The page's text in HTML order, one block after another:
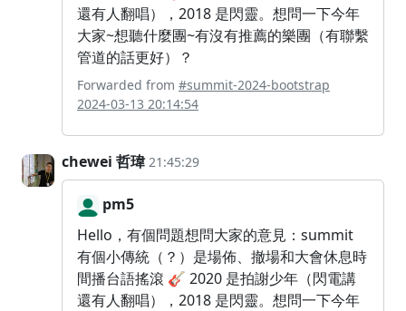
還有人翻唱），2018 是閃靈。想問一下今年
大家~想聽什麼團~有沒有推薦的樂團（有聯繫
管道的話更好）？
Forwarded from #summit-2024-bootstrap
2024-03-13 20:14:54
chewei 哲瑋 21:45:29
pm5
Hello，有個問題想問大家的意見：summit
有個小傳統（？）是場佈、撤場和大會休息時
間播台語搖滾 🎸 2020 是拍謝少年（閃電講
還有人翻唱），2018 是閃靈。想問一下今年